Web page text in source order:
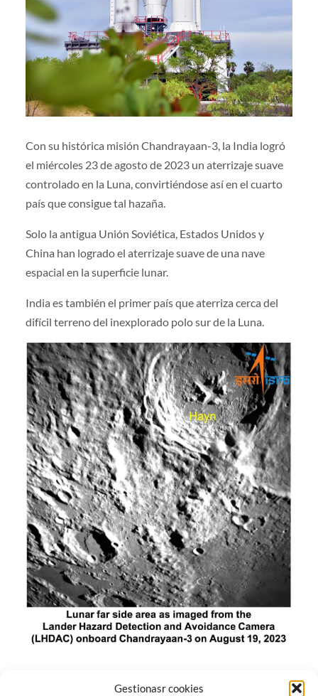
Gestionasr cookies
Con su histórica misión Chandrayaan-3, la India logró
el miércoles 23 de agosto de 2023 un aterrizaje suave
controlado en la Luna, convirtiéndose así en el cuarto
país que consigue tal hazaña.
Solo la antigua Unión Soviética, Estados Unidos y
China han logrado el aterrizaje suave de una nave
espacial en la superficie lunar.
India es también el primer país que aterriza cerca del
difícil terreno del inexplorado polo sur de la Luna.